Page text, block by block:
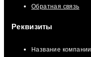
Обратная связь
Реквизиты
Название